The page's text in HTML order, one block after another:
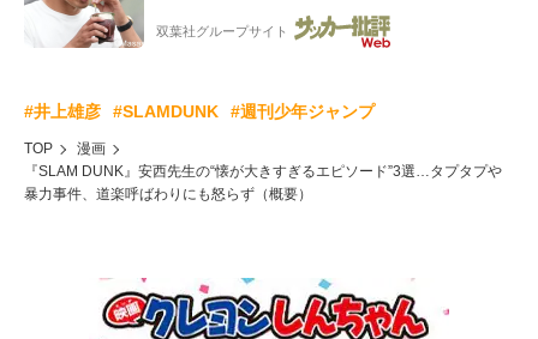
ァン困惑!「想像よりデカくて吹いた」
双葉社グループサイト
#井上雄彦 #SLAMDUNK #週刊少年ジャンプ
TOP
漫画
『SLAM DUNK』安西先生の“懐が大きすぎるエピソード”3選…タプタプや
暴力事件、道楽呼ばわりにも怒らず（概要）